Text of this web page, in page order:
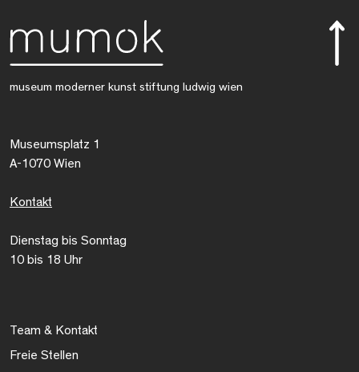
museum moderner kunst stiftung ludwig wien
Museumsplatz 1
A-1070 Wien
Kontakt
Dienstag bis Sonntag
10 bis 18 Uhr
Team & Kontakt
Freie Stellen